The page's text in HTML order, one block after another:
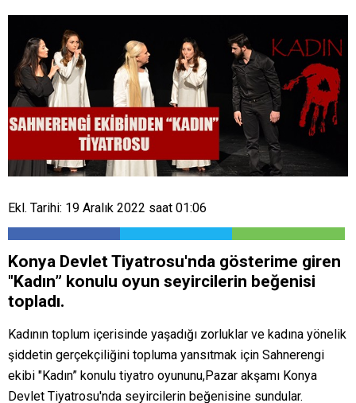
Ekl. Tarihi: 19 Aralık 2022 saat 01:06
Konya Devlet Tiyatrosu'nda gösterime giren
"Kadın” konulu oyun seyircilerin beğenisi
topladı.
Kadının toplum içerisinde yaşadığı zorluklar ve kadına yönelik
şiddetin gerçekçiliğini topluma yansıtmak için Sahnerengi
ekibi "Kadın” konulu tiyatro oyununu,Pazar akşamı Konya
Devlet Tiyatrosu'nda seyircilerin beğenisine sundular.